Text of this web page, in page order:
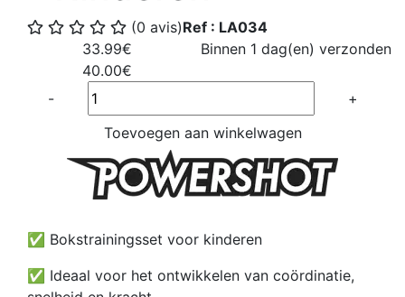
(0 avis)Ref : LA034
33.99€
40.00€
Binnen 1 dag(en) verzonden
Quantité
-
+
Toevoegen aan winkelwagen
✅ Bokstrainingsset voor kinderen
✅ Ideaal voor het ontwikkelen van coördinatie,